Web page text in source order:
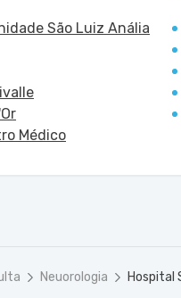
São Luiz Anália
Médico
Neuorologia Hospital